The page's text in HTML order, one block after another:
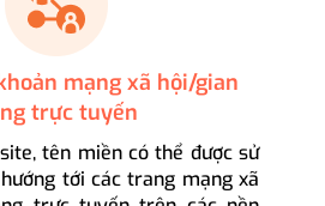
mạng xã hội/gian
trực tuyến
tên miền có thể được sử
tới các trang mạng xã